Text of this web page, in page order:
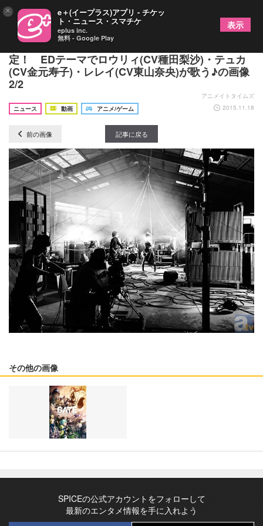
TVアニメ『GATE』第2クールのOP＆ED担当が決
定！ EDテーマでロウリィ(CV種田梨沙)・テュカ
(CV金元寿子)・レレイ(CV東山奈央)が歌う♪の画像
2/2
アニメイトタイムズ
ニュース
動画 アニメ/ゲーム 2015.11.18
前の画像 記事に戻る
その他の画像
SPICEの公式アカウントをフォローして
最新のエンタメ情報を手に入れよう
× e＋(イープラス)アプリ - チケッ
ト・ニュース・スマチケ
eplus inc.
無料 - Google Play
表示